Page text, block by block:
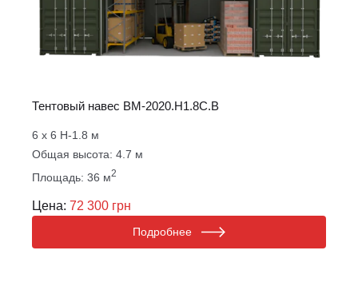
Тентовый навес ВM-2020.Н1.8С.B
6 х 6 Н-1.8 м
Общая высота: 4.7 м
Площадь: 36 м2
Цена: 72 300 грн
Подробнее